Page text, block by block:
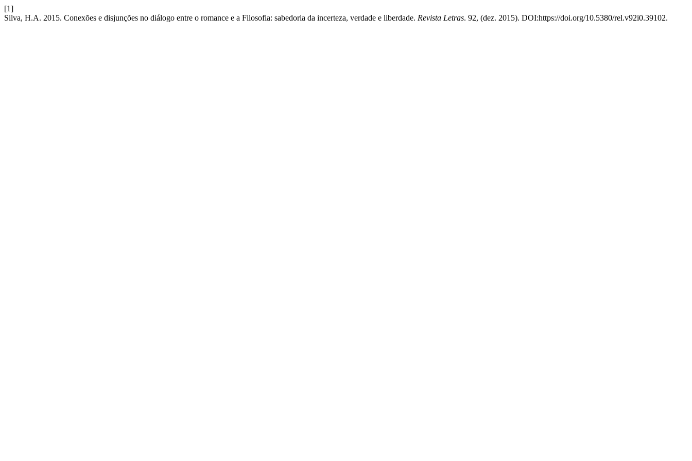
[1]
Silva, H.A. 2015. Conexões e disjunções no diálogo entre o romance e a Filosofia: sabedoria da incerteza, verdade e liberdade. Revista Letras. 92, (dez. 2015). DOI:https://doi.org/10.5380/rel.v92i0.39102.